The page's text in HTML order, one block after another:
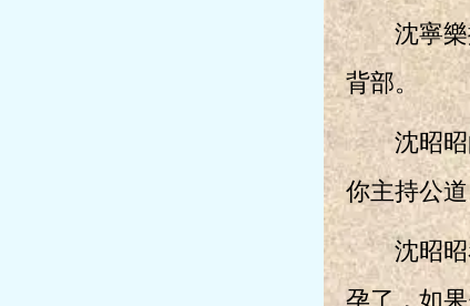
沈寧樂攙
背部。
沈昭昭的
你主持公道
沈昭昭看
孕了，如